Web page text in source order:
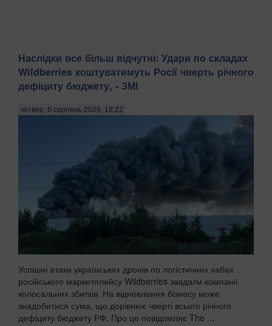
Наслідки все більш відчутні: Удари по складах
Wildberries коштуватимуть Росії чверть річного
дефіциту бюджету, - ЗМІ
четвер, 6 серпень 2026, 18:22
Успішні атаки українських дронів по логістичних хабах
російського маркетплейсу Wildberries завдали компанії
колосальних збитків. На відновлення бізнесу може
знадобитися сума, що дорівнює чверті всього річного
дефіциту бюджету РФ. Про це повідомляє The ...